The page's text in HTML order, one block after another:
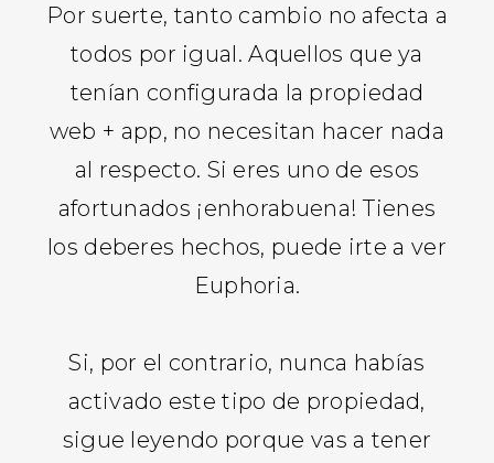
Por suerte, tanto cambio no afecta a
todos por igual. Aquellos que ya
tenían configurada la propiedad
web + app, no necesitan hacer nada
al respecto. Si eres uno de esos
afortunados ¡enhorabuena! Tienes
los deberes hechos, puede irte a ver
Euphoria.
Si, por el contrario, nunca habías
activado este tipo de propiedad,
sigue leyendo porque vas a tener